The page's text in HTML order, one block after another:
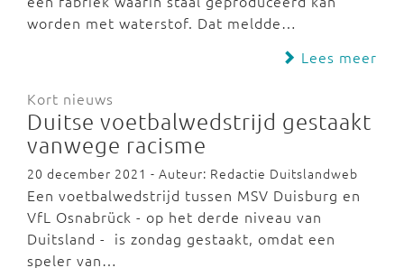
worden met waterstof. Dat meldde…
Lees meer
Kort nieuws
Duitse voetbalwedstrijd gestaakt
vanwege racisme
20 december 2021 - Auteur: Redactie Duitslandweb
Een voetbalwedstrijd tussen MSV Duisburg en
VfL Osnabrück - op het derde niveau van
Duitsland - is zondag gestaakt, omdat een
speler van…